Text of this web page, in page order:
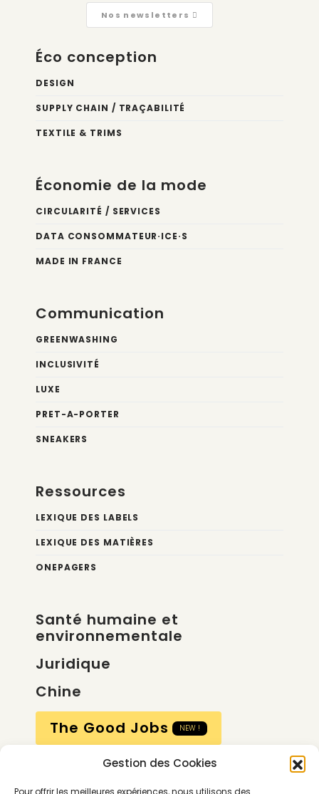
Gestion des Cookies
Pour offrir les meilleures expériences, nous utilisons des
Nos newsletters
Éco conception
DESIGN
SUPPLY CHAIN / TRAÇABILITÉ
TEXTILE & TRIMS
Économie de la mode
CIRCULARITÉ / SERVICES
DATA CONSOMMATEUR·ICE·S
MADE IN FRANCE
Communication
GREENWASHING
INCLUSIVITÉ
LUXE
PRET-A-PORTER
SNEAKERS
Ressources
LEXIQUE DES LABELS
LEXIQUE DES MATIÈRES
ONEPAGERS
Santé humaine et
environnementale
Juridique
Chine
The Good Jobs
NEW !
Compte